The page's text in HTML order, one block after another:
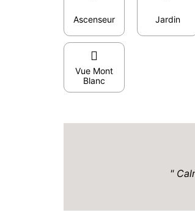
Ascenseur Jardin
Vue Mont
Blanc